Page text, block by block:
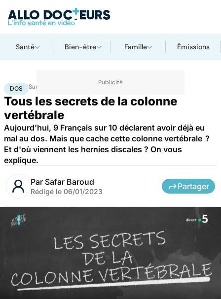
Santé Bien-être Famille Émissions
AccueilSanté
DOS
Tous les secrets de la colonne
vertébrale
Aujourd’hui, 9 Français sur 10 déclarent avoir déjà eu
mal au dos. Mais que cache cette colonne vertébrale ?
Et d'où viennent les hernies discales ? On vous
explique.
Par Safar Baroud
Rédigé le 06/01/2023
Partager